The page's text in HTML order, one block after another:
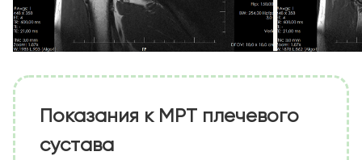
Показания к МРТ плечевого
сустава